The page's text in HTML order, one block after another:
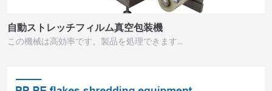
自動ストレッチフィルム真空包装機
この機械は高効率です。製品を処理できます…